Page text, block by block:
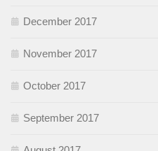
December 2017
November 2017
October 2017
September 2017